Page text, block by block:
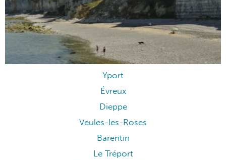
Yport
Évreux
Dieppe
Veules-les-Roses
Barentin
Le Tréport